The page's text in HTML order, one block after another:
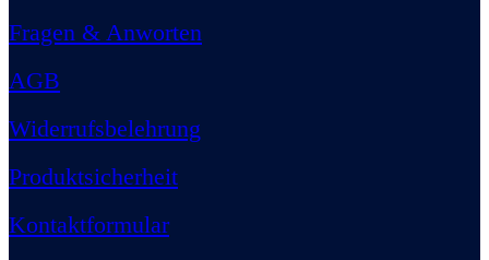
Fragen & Anworten
AGB
Widerrufsbelehrung
Produktsicherheit
Kontaktformular